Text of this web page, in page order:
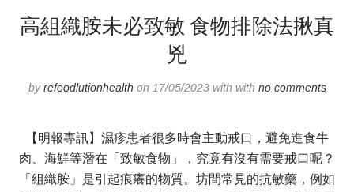
高組織胺未必致敏 食物排除法揪真
兇
byrefoodlutionhealth on 17/05/2023 with with no comments
【明報專訊】濕疹患者很多時會主動戒口，避免進食牛
肉、海鮮等潛在「致敏食物」，究竟有沒有需要戒口呢？
「組織胺」是引起痕癢的物質。坊間常見的抗敏藥，例如